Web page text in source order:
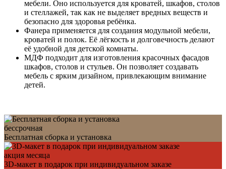
мебели. Оно используется для кроватей, шкафов, столов
и стеллажей, так как не выделяет вредных веществ и
безопасно для здоровья ребёнка.
Фанера применяется для создания модульной мебели,
кроватей и полок. Её лёгкость и долговечность делают
её удобной для детской комнаты.
МДФ подходит для изготовления красочных фасадов
шкафов, столов и стульев. Он позволяет создавать
мебель с ярким дизайном, привлекающим внимание
детей.
бессрочная
Бесплатная сборка и установка
акция месяца
3D-макет в подарок при индивидуальном заказе